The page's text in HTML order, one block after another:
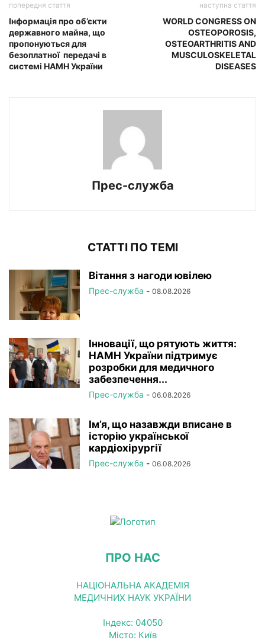
попередня стаття
Інформація про об’єкти
державного майна, що
пропонуються для
безоплатної передачі в
системі НАМН України
наступна стаття
WORLD CONGRESS ON
OSTEOPOROSIS,
OSTEOARTHRITIS AND
MUSCULOSKELETAL
DISEASES
Прес-служба
СТАТТІ ПО ТЕМІ
Вітання з нагоди ювілею
Прес-служба - 08.08.2026
Інновації, що рятують життя:
НАМН України підтримує
розробки для медичного
забезпечення...
Прес-служба - 06.08.2026
Ім’я, що назавжди вписане в
історію української
кардіохірургії
Прес-служба - 06.08.2026
ПРО НАС
НАЦІОНАЛЬНА АКАДЕМІЯ
МЕДИЧНИХ НАУК УКРАЇНИ
Індекс: 04050
Місто: Київ